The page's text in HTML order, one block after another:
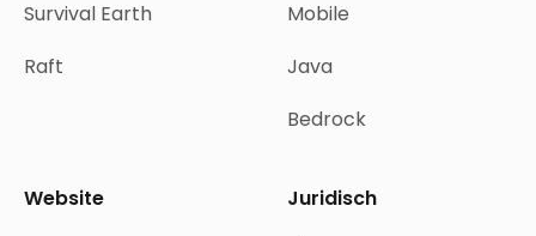
Survival Earth
Raft
Mobile
Java
Bedrock
Website
Juridisch